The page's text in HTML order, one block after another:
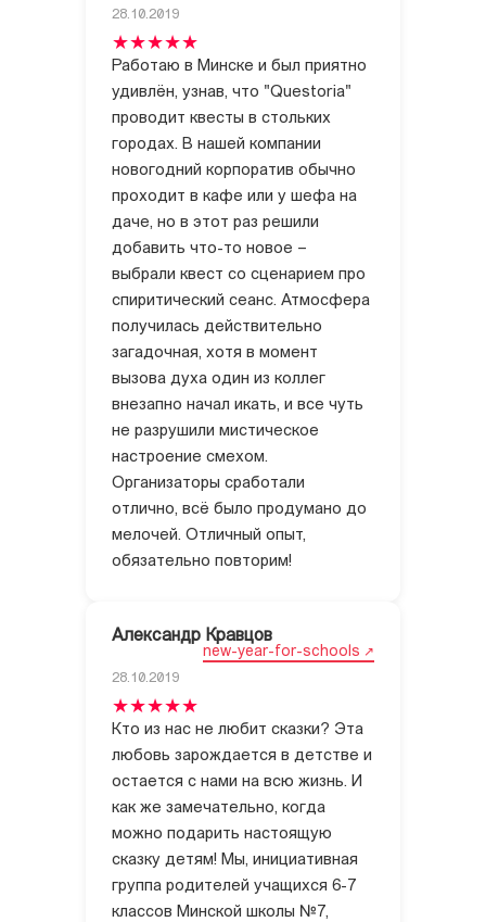
28.10.2019
Работаю в Минске и был приятно
удивлён, узнав, что "Questoria"
проводит квесты в стольких
городах. В нашей компании
новогодний корпоратив обычно
проходит в кафе или у шефа на
даче, но в этот раз решили
добавить что-то новое –
выбрали квест со сценарием про
спиритический сеанс. Атмосфера
получилась действительно
загадочная, хотя в момент
вызова духа один из коллег
внезапно начал икать, и все чуть
не разрушили мистическое
настроение смехом.
Организаторы сработали
отлично, всё было продумано до
мелочей. Отличный опыт,
обязательно повторим!
Александр Кравцов
new-year-for-schools
28.10.2019
Кто из нас не любит сказки? Эта
любовь зарождается в детстве и
остается с нами на всю жизнь. И
как же замечательно, когда
можно подарить настоящую
сказку детям! Мы, инициативная
группа родителей учащихся 6-7
классов Минской школы №7,